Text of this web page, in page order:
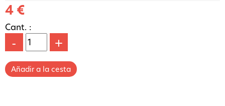
4 €
Cant. :
- +